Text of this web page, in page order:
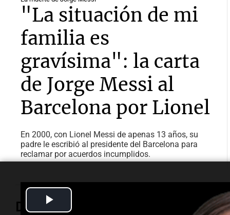
"La situación de mi
familia es
gravísima": la carta
de Jorge Messi al
Barcelona por Lionel
En 2000, con Lionel Messi de apenas 13 años, su
padre le escribió al presidente del Barcelona para
reclamar por acuerdos incumplidos.
Deportes